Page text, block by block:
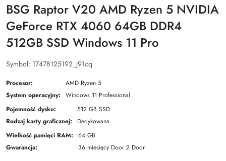
BSG Raptor V20 AMD Ryzen 5 NVIDIA
GeForce RTX 4060 64GB DDR4
512GB SSD Windows 11 Pro
Symbol: 17478125192_J91cq
Procesor:
AMD Ryzen 5
System operacyjny:
Windows 11 Professional
Pojemność dysku:
512 GB SSD
Rodzaj karty graficznej:
Dedykowana
Wielkość pamięci RAM:
64 GB
Gwarancja:
36 miesięcy Door 2 Door